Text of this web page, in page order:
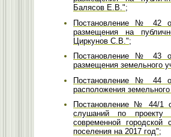
Балясов Е.В.";
Постановление № 42
размещения на
Циркунов С.В.";
Постановление № 43
размещения земельного
Постановление № 44
расположения
Постановление № 44/1
слушаний по проекту
современной городской
поселения на 2017 год";